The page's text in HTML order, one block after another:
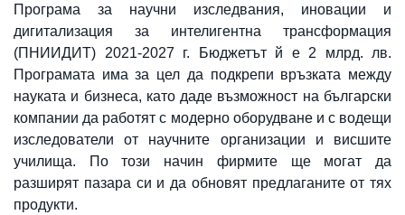
Програма за научни изследвания, иновации и
дигитализация за интелигентна трансформация
(ПНИИДИТ) 2021-2027 г. Бюджетът й е 2 млрд. лв.
Програмата има за цел да подкрепи връзката между
науката и бизнеса, като даде възможност на български
компании да работят с модерно оборудване и с водещи
изследователи от научните организации и висшите
училища. По този начин фирмите ще могат да
разширят пазара си и да обновят предлаганите от тях
продукти.